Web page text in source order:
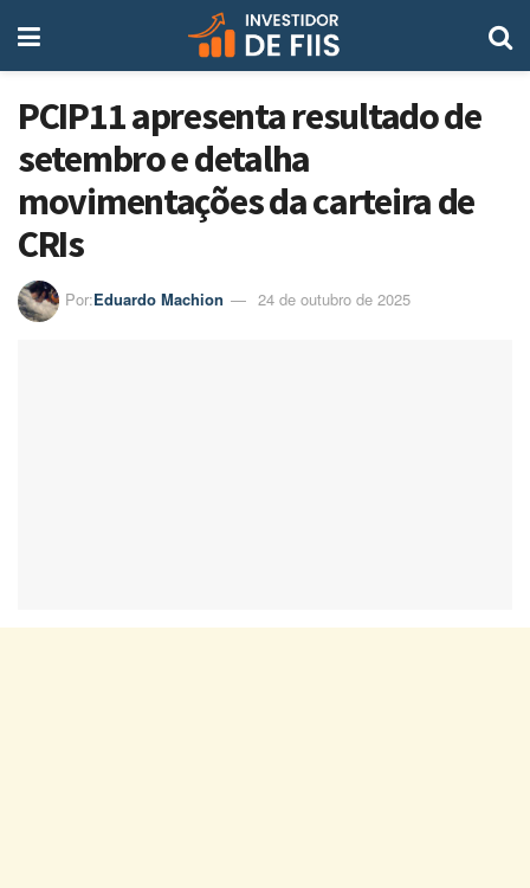
PCIP11 apresenta resultado de
setembro e detalha
movimentações da carteira de
CRIs
Por:Eduardo Machion 24 de outubro de 2025